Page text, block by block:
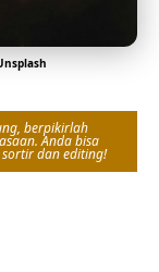
berpikirlah
Anda bisa
dan editing!